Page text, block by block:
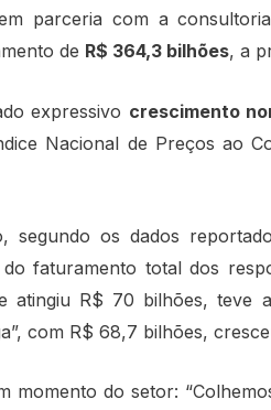
parceria com a
de R$ 364,3 bilhões, a
expressivo crescimento
Nacional de Preços ao
os dados
faturamento total dos
atingiu R$ 70 bilhões, teve
com R$ 68,7 bilhões,
momento do setor: